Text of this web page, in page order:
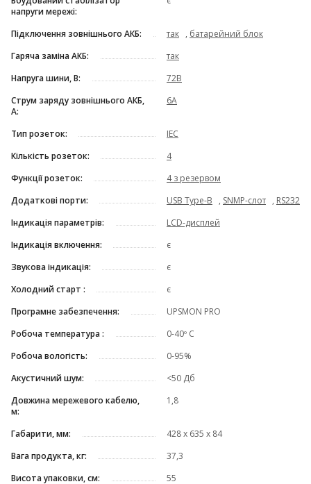
напруги мережі:
Підключення зовнішнього АКБ: так , батарейний блок
Гаряча заміна АКБ:
так
Напруга шини, В:
72В
Струм заряду зовнішнього АКБ,
А:
6A
Тип розеток:
IEC
Кількість розеток:
4
Функції розеток:
4 з резервом
Додаткові порти:
USB Type-B , SNMP-слот , RS232
Індикація параметрів:
LCD-дисплей
Індикація включення:
є
Звукова індикація:
є
Холодний старт :
є
Програмне забезпечення:
UPSMON PRO
Робоча температура :
0-40º C
Робоча вологість:
0-95%
Акустичний шум:
<50 Дб
Довжина мережевого кабелю,
м:
1,8
Габарити, мм:
428 х 635 х 84
Вага продукта, кг:
37,3
Висота упаковки, см:
55